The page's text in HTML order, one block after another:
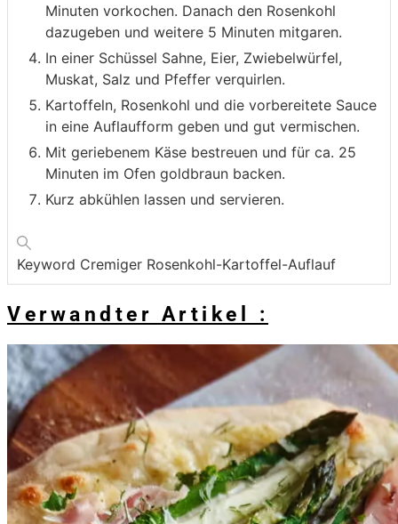
Minuten vorkochen. Danach den Rosenkohl
dazugeben und weitere 5 Minuten mitgaren.
In einer Schüssel Sahne, Eier, Zwiebelwürfel,
Muskat, Salz und Pfeffer verquirlen.
Kartoffeln, Rosenkohl und die vorbereitete Sauce
in eine Auflaufform geben und gut vermischen.
Mit geriebenem Käse bestreuen und für ca. 25
Minuten im Ofen goldbraun backen.
Kurz abkühlen lassen und servieren.
Keyword Cremiger Rosenkohl-Kartoffel-Auflauf
Verwandter Artikel :